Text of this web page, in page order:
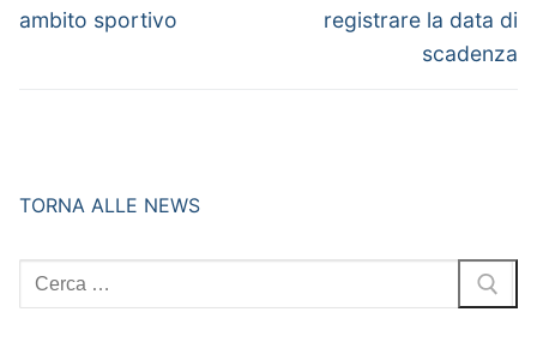
ambito sportivo
registrare la data di
scadenza
TORNA ALLE NEWS
Cerca: